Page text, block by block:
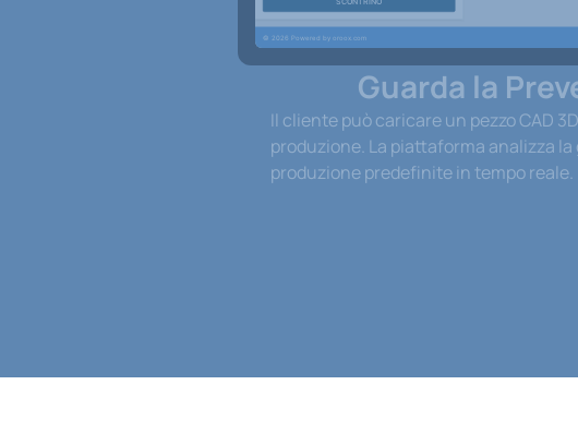
Guarda la
Il cliente può caricare un pezzo CAD
produzione. La piattaforma analizza
produzione predefinite in tempo reale.